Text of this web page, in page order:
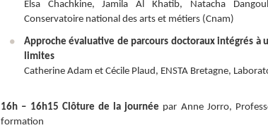
Elsa Chachkine, Jamila Al Khatib, Natacha
Conservatoire national des arts et métiers (Cnam)
Approche évaluative de parcours doctoraux intégrés
limites
Catherine Adam et Cécile Plaud, ENSTA Bretagne,
16h – 16h15 Clôture de la journée par Anne Jorro,
formation